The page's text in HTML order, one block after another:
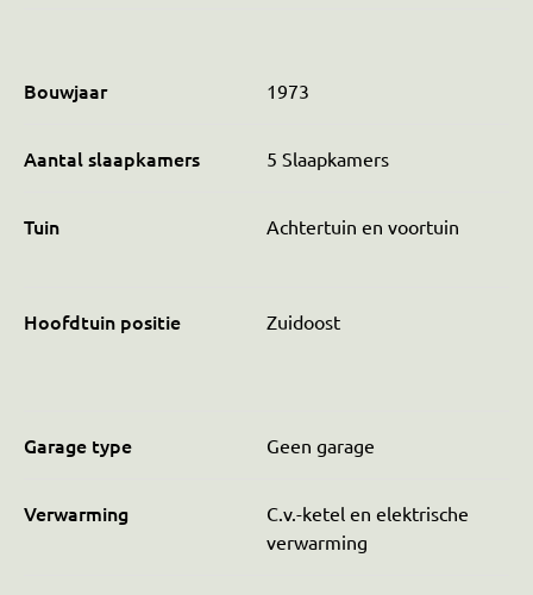
Bouwjaar 1973
Aantal slaapkamers 5 Slaapkamers
Tuin Achtertuin en voortuin
Hoofdtuin positie Zuidoost
Garage type Geen garage
Verwarming
C.v.-ketel en elektrische
verwarming